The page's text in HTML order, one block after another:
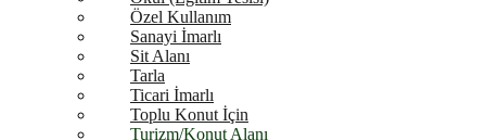
Özel Kullanım
Sanayi İmarlı
Sit Alanı
Tarla
Ticari İmarlı
Toplu Konut İçin
Turizm/Konut Alanı